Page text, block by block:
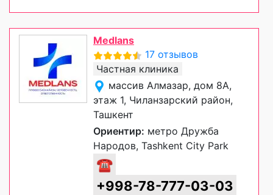
Medlans
17 отзывов
Частная клиника
массив Алмазар, дом 8А,
этаж 1, Чиланзарский район,
Ташкент
Ориентир: метро Дружба
Народов, Tashkent City Park
☎
+998-78-777-03-03